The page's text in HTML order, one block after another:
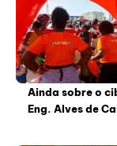
Ainda sobre o
Eng. Alves de